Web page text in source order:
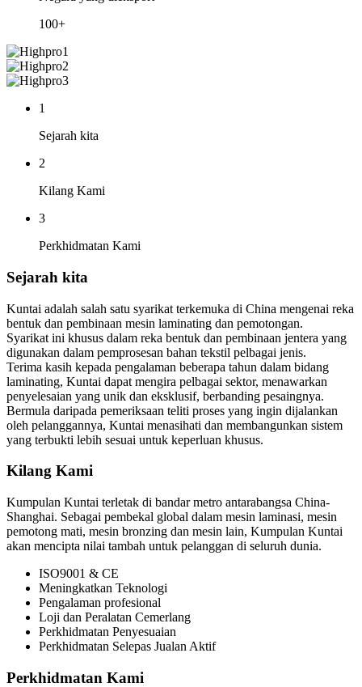
100+
1
Sejarah kita
2
Kilang Kami
3
Perkhidmatan Kami
Sejarah kita
Kuntai adalah salah satu syarikat terkemuka di China mengenai reka
bentuk dan pembinaan mesin laminating dan pemotongan.
Syarikat ini khusus dalam reka bentuk dan pembinaan jentera yang
digunakan dalam pemprosesan bahan tekstil pelbagai jenis.
Terima kasih kepada pengalaman beberapa tahun dalam bidang
laminating, Kuntai dapat mengira pelbagai sektor, menawarkan
penyelesaian yang unik dan eksklusif, berbanding pesaingnya.
Bermula daripada pemeriksaan teliti proses yang ingin dijalankan
oleh pelanggannya, Kuntai menasihati dan membangunkan sistem
yang terbukti lebih sesuai untuk keperluan khusus.
Kilang Kami
Kumpulan Kuntai terletak di bandar metro antarabangsa China-
Shanghai. Sebagai pembekal global dalam mesin laminasi, mesin
pemotong mati, mesin bronzing dan mesin lain, Kumpulan Kuntai
akan mencipta nilai tambah untuk pelanggan di seluruh dunia.
ISO9001 & CE
Meningkatkan Teknologi
Pengalaman profesional
Loji dan Peralatan Cemerlang
Perkhidmatan Penyesuaian
Perkhidmatan Selepas Jualan Aktif
Perkhidmatan Kami